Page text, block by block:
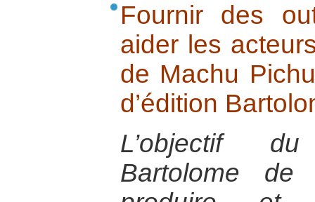
Fournir des
aider les
de Machu
d’édition
L’objectif
Bartolome